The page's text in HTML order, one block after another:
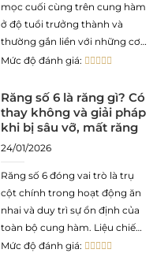
mọc cuối cùng trên cung hàm
ở độ tuổi trưởng thành và
thường gắn liền với những cơn
đau nhức kéo dài. Liệu răng số
một lần duy nhất trong đời?
Hãy cùng tìm hiểu cùng
Mức độ đánh giá:
Răng số 6 là răng gì? Có
thay không và giải pháp
khi bị sâu vỡ, mất răng
24/01/2026
Răng số 6 đóng vai trò là trụ
cột chính trong hoạt động ăn
nhai và duy trì sự ổn định của
toàn bộ cung hàm. Liệu chiếc
răng này có thay mới hay chỉ
Mức độ đánh giá: